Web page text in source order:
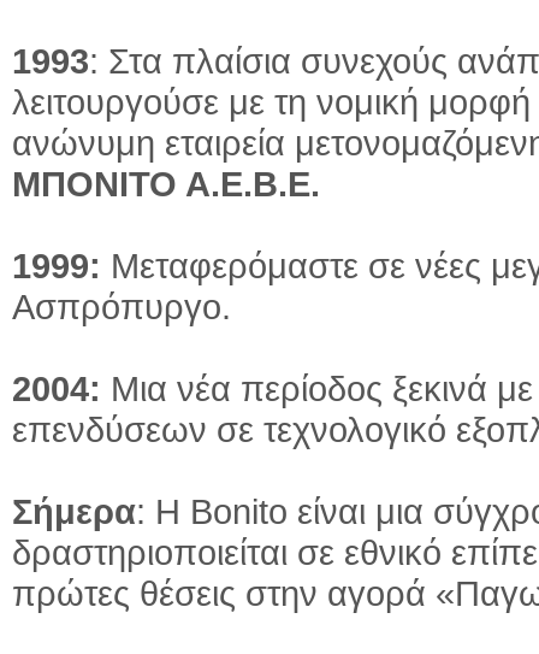
1993: Στα πλαίσια συνεχούς
λειτουργούσε με τη νομική
ανώνυμη εταιρεία
ΜΠΟΝΙΤΟ Α.Ε.Β.Ε.
1999: Μεταφερόμαστε σε νέες
Ασπρόπυργο.
2004: Μια νέα περίοδος ξεκινά
επενδύσεων σε τεχνολογικό
Σήμερα: Η Bonito είναι μια
δραστηριοποιείται σε εθνικό
πρώτες θέσεις στην αγορά